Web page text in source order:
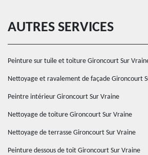
AUTRES SERVICES
Peinture sur tuile et toiture Gironcourt Sur
Nettoyage et ravalement de façade Gironcourt
Peintre intérieur Gironcourt Sur Vraine
Nettoyage de toiture Gironcourt Sur Vraine
Nettoyage de terrasse Gironcourt Sur Vraine
Peinture dessous de toit Gironcourt Sur Vraine